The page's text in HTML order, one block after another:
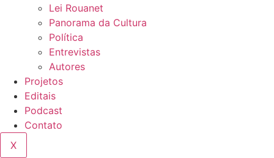
Lei Rouanet
Panorama da Cultura
Política
Entrevistas
Autores
Projetos
Editais
Podcast
Contato
X